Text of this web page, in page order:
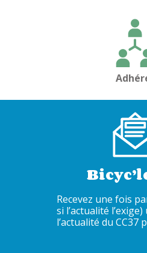
Recevez une fois
si l’actualité
l’actualité du CC37